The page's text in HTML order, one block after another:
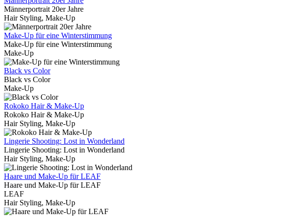
Männerportrait 20er Jahre
Hair Styling, Make-Up
Make-Up für eine Winterstimmung
Make-Up für eine Winterstimmung
Make-Up
Black vs Color
Black vs Color
Make-Up
Rokoko Hair & Make-Up
Rokoko Hair & Make-Up
Hair Styling, Make-Up
Lingerie Shooting: Lost in Wonderland
Lingerie Shooting: Lost in Wonderland
Hair Styling, Make-Up
Haare und Make-Up für LEAF
Haare und Make-Up für LEAF
LEAF
Hair Styling, Make-Up